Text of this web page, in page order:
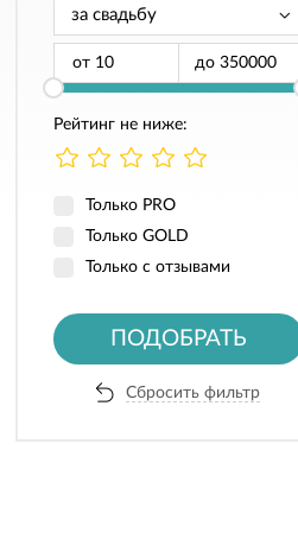
от до
Рейтинг не ниже:
Только PRO
Только GOLD
Только с отзывами
ПОДОБРАТЬ
Сбросить фильтр